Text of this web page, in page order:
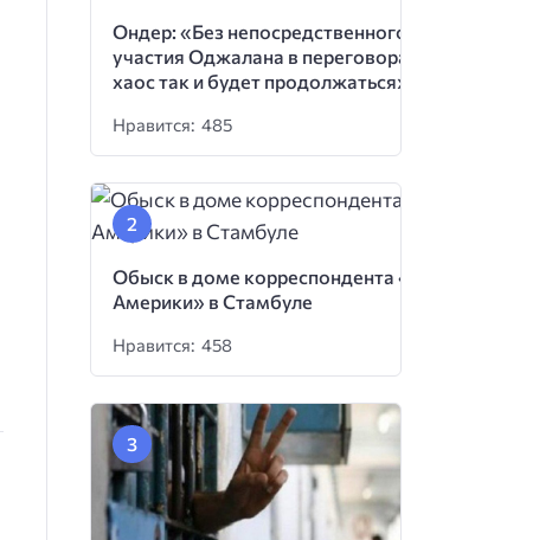
Ондер: «Без непосредственного
участия Оджалана в переговорах
хаос так и будет продолжаться»
Нравится: 485
Обыск в доме корреспондента «Голоса
Америки» в Стамбуле
Нравится: 458